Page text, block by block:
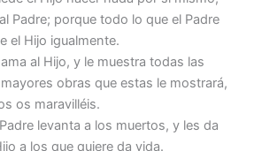
Padre; porque todo lo que el Padre
el Hijo igualmente.
al Hijo, y le muestra todas las
obras que estas le mostrará,
os maravilléis.
levanta a los muertos, y les da
a los que quiere da vida.